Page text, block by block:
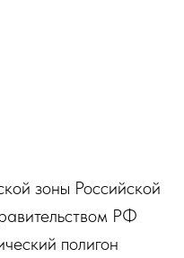
зоны Российской
РФ
полигон